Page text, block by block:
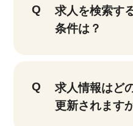
求人を検索す
条件は？
求人情報はど
更新されます